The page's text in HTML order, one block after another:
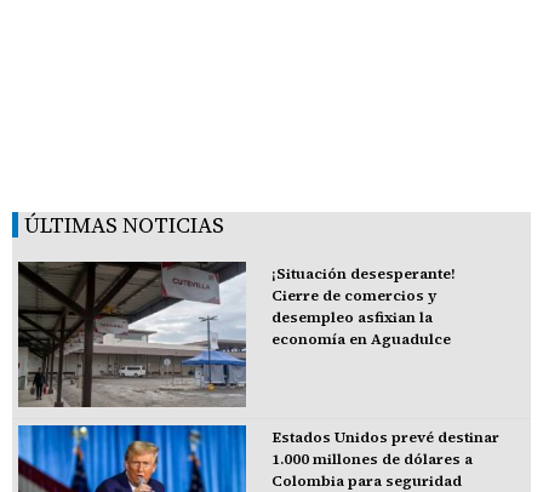
ÚLTIMAS NOTICIAS
¡Situación desesperante!
Cierre de comercios y
desempleo asfixian la
economía en Aguadulce
Estados Unidos prevé destinar
1.000 millones de dólares a
Colombia para seguridad